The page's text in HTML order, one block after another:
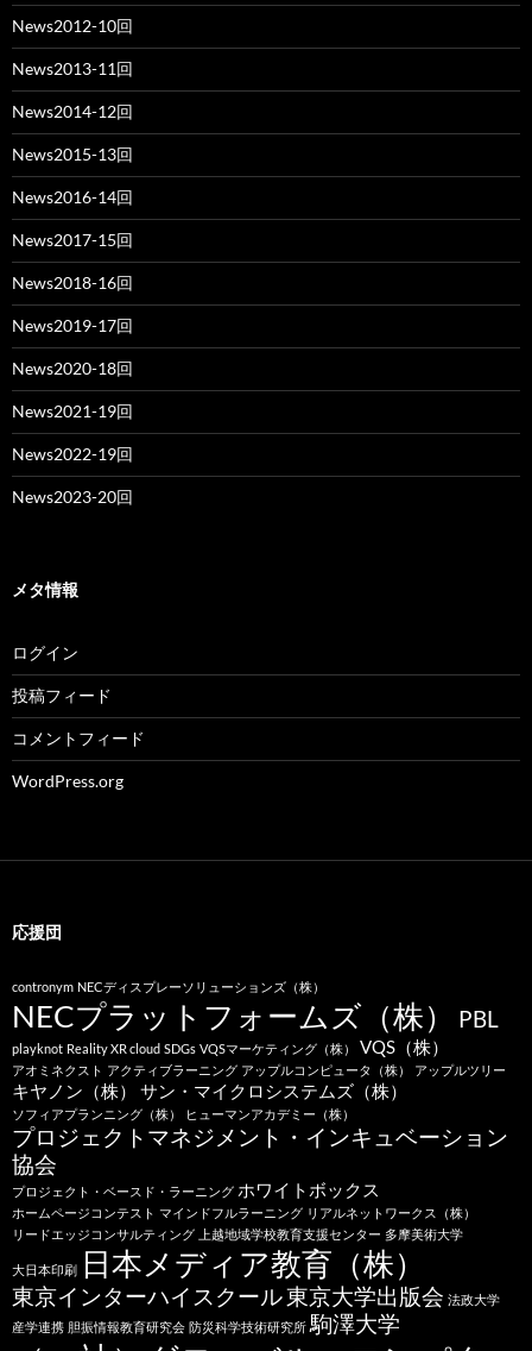
News2012-10回
News2013-11回
News2014-12回
News2015-13回
News2016-14回
News2017-15回
News2018-16回
News2019-17回
News2020-18回
News2021-19回
News2022-19回
News2023-20回
メタ情報
ログイン
投稿フィード
コメントフィード
WordPress.org
応援団
contronym NECディスプレーソリューションズ（株）
NECプラットフォームズ（株） PBL
playknot Reality XR cloud SDGs VQSマーケティング（株） VQS（株）
アオミネクスト アクティブラーニング アップルコンピュータ（株） アップルツリー
キヤノン（株） サン・マイクロシステムズ（株）
ソフィアプランニング（株） ヒューマンアカデミー（株）
プロジェクトマネジメント・インキュベーション
協会
プロジェクト・ベースド・ラーニング ホワイトボックス
ホームページコンテスト マインドフルラーニング リアルネットワークス（株）
リードエッジコンサルティング
上越地域学校教育支援センター 多摩美術大学
大日本印刷 日本メディア教育（株）
東京インターハイスクール東京大学出版会 法政大学
産学連携 胆振情報教育研究会 防災科学技術研究所 駒澤大学